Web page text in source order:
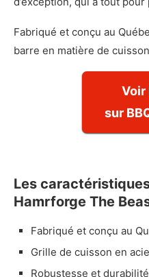
Fabriqué et conçu au
barre en matière de
Voir
sur
Les
Hamrforge The
Fabriqué et conçu au
Grille de cuisson en
Robustesse et